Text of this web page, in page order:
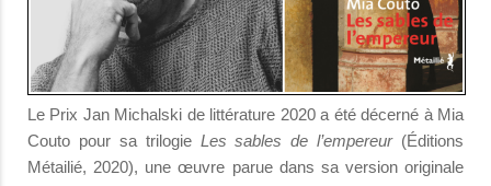
Le Prix Jan Michalski de littérature 2020 a été décerné à Mia
Couto pour sa trilogie Les sables de l’empereur(Éditions
Métailié, 2020), une œuvre parue dans sa version originale